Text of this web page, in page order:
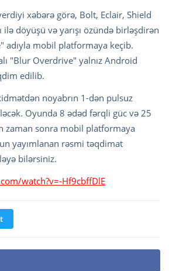
xəbərə görə, Bolt, Eclair, Shield
döyüşü və yarışı özündə birləşdirən
adıyla mobil platformaya keçib.
"Blur Overdrive" yalnız Android
edilib.
noyabrın 1-dən pulsuz
Oyunda 8 ədəd fərqli güc və 25
zaman sonra mobil platformaya
yayımlanan rəsmi təqdimat
bilərsiniz.
watch?v=-Hf9cbffDlE